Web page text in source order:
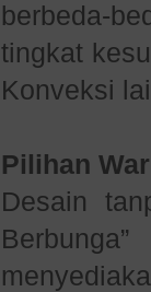
berbeda-
tingkat
Konveksi
Pilihan
Desain